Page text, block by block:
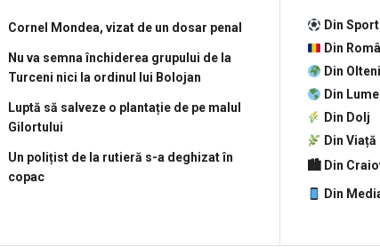
Cornel Mondea, vizat de un dosar penal
Nu va semna închiderea grupului de la
Turceni nici la ordinul lui Bolojan
Luptă să salveze o plantație de pe malul
Gilortului
Un polițist de la rutieră s-a deghizat în
copac
Din Sport
Din
Din
Din Lume
Din Dolj
Din Viață
🏙 Din
Din